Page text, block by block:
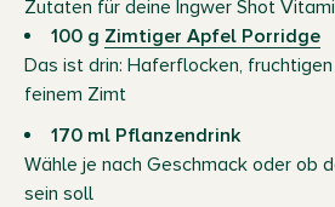
Zutaten für deine Ingwer Shot
100 g Zimtiger Apfel Porridge
Das ist drin: Haferflocken,
feinem Zimt
170 ml Pflanzendrink
Wähle je nach Geschmack oder ob
sein soll